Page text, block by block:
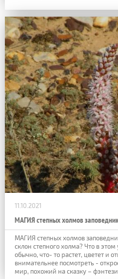
11.10.2021
МАГИЯ степных холмов
МАГИЯ степных холмов
склон степного холма? Что в
обычно, что- то растет, цветет и
внимательнее посмотреть -
мир, похожий на сказку –